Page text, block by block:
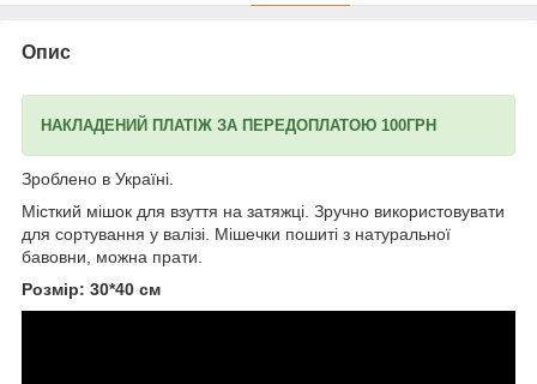
Опис
НАКЛАДЕНИЙ ПЛАТІЖ ЗА ПЕРЕДОПЛАТОЮ 100ГРН
Зроблено в Україні.
Місткий мішок для взуття на затяжці. Зручно використовувати
для сортування у валізі. Мішечки пошиті з натуральної
бавовни, можна прати.
Розмір: 30*40 см